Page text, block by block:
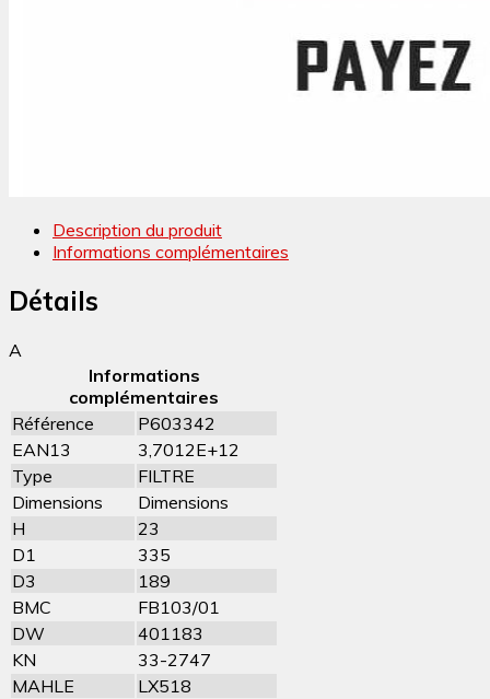
Description du produit
Informations complémentaires
Détails
A
Informations
complémentaires
Référence
P603342
EAN13
3,7012E+12
Type
FILTRE
Dimensions
Dimensions
H
23
D1
335
D3
189
BMC
FB103/01
DW
401183
KN
33-2747
MAHLE
LX518